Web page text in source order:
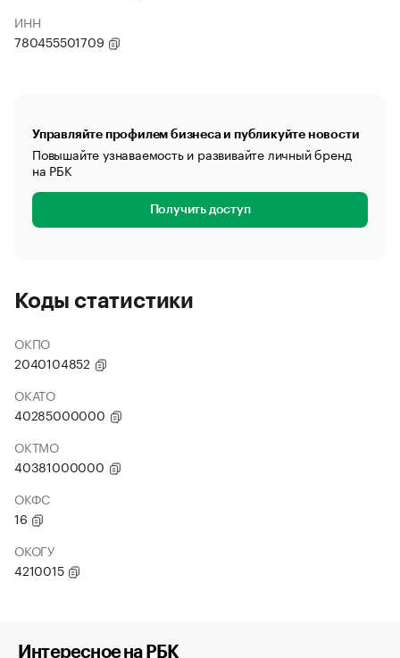
ИНН
780455501709
Управляйте профилем бизнеса и публикуйте новости
Повышайте узнаваемость и развивайте личный бренд
на РБК
Получить доступ
Коды статистики
ОКПО
2040104852
ОКАТО
40285000000
ОКТМО
40381000000
ОКФС
16
ОКОГУ
4210015
Интересное на РБК